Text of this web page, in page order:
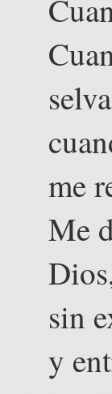
me
Me
sin
y